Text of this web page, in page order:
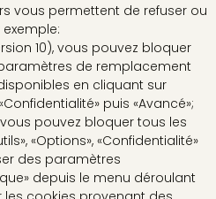
vous permettent de refuser ou
10), vous pouvez bloquer
de remplacement
en cliquant sur
puis «Avancé»;
pouvez bloquer tous les
«Options», «Confidentialité»
des paramètres
depuis le menu déroulant